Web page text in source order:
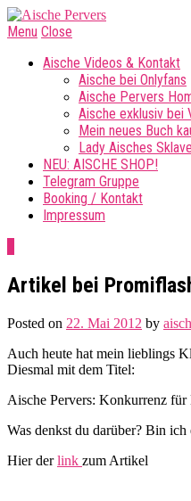
Menu Close
Aische Videos & Kontakt
Aische bei Onlyfans
Aische Pervers
Aische exklusiv bei
Mein neues Buch
Lady Aisches
NEU: AISCHE SHOP!
Telegram Gruppe
Booking / Kontakt
Impressum
Artikel bei
Posted on 22. Mai 2012 by
Auch heute hat mein lieblings
Diesmal mit dem Titel:
Aische Pervers: Konkurrenz für
Was denkst du darüber? Bin
Hier derlink zum Artikel